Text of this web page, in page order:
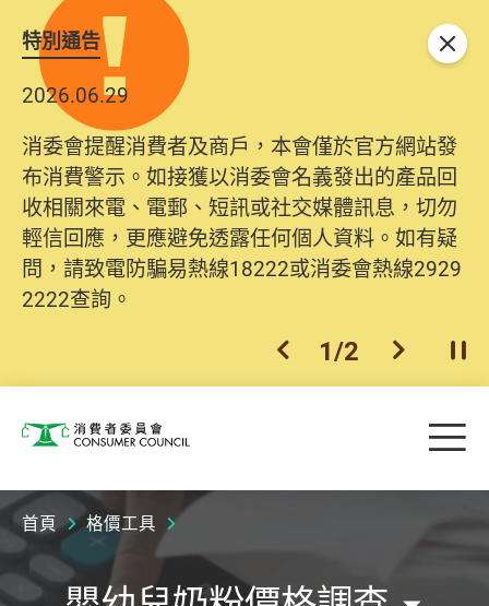
特別通告
2026.06.29
消委會提醒消費者及商戶，本會僅於官方網站發
布消費警示。如接獲以消委會名義發出的產品回
收相關來電、電郵、短訊或社交媒體訊息，切勿
輕信回應，更應避免透露任何個人資料。如有疑
問，請致電防騙易熱線18222或消委會熱線2929
2222查詢。
上一個
1/2 下一個開
關閉
消費者委員會 目
首頁 格價工具